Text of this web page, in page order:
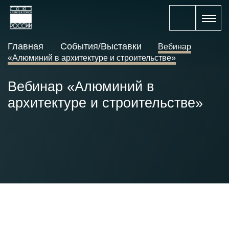
Главная События/Выставки
Вебинар
«Алюминий в архитектуре и строительстве»
Вебинар «Алюминий в
архитектуре и строительстве»